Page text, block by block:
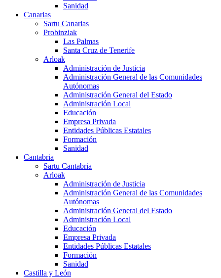
Sanidad
Canarias
Sartu Canarias
Probinziak
Las Palmas
Santa Cruz de Tenerife
Arloak
Administración de Justicia
Administración General de las Comunidades
Autónomas
Administración General del Estado
Administración Local
Educación
Empresa Privada
Entidades Públicas Estatales
Formación
Sanidad
Cantabria
Sartu Cantabria
Arloak
Administración de Justicia
Administración General de las Comunidades
Autónomas
Administración General del Estado
Administración Local
Educación
Empresa Privada
Entidades Públicas Estatales
Formación
Sanidad
Castilla y León